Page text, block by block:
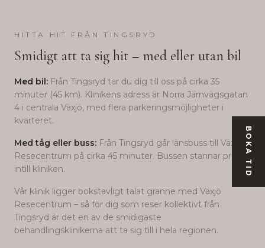
BOKA TID
HITTA HIT FRÅN TINGSRYD
Smidigt att ta sig hit – med eller utan bil
Med bil: Från Tingsryd tar du dig till oss på cirka 35
minuter (45 km). Klinikens adress är Norra Järnvägsgatan
4 i centrala Växjö, med flera parkeringsmöjligheter i
kvarteret.
Med tåg eller buss: Från Tingsryd går länsbuss till Växjö
Resecentrum på cirka 45 minuter. Bussen stannar precis
intill kliniken.
Vår klinik ligger bokstavligt talat granne med Växjö
Resecentrum – så för dig som reser kollektivt från
Tingsryd är det en av de smidigaste
behandlingsklinikerna att ta sig till i hela regionen.